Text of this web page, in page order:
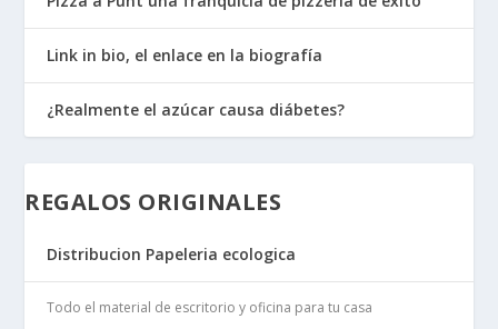
Link in bio, el enlace en la biografía
¿Realmente el azúcar causa diábetes?
REGALOS ORIGINALES
Distribucion Papeleria ecologica
Todo el material de escritorio y oficina para tu casa